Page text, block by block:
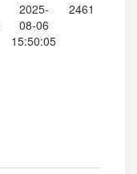
2025-
08-06
15:50:05
2461